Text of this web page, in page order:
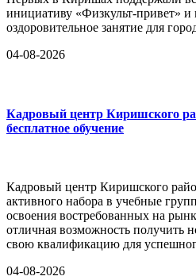
инициативу «Физкульт-привет» и
оздоровительное занятие для
04-08-2026
Кадровый центр Киришского
бесплатное обучение
Кадровый центр Киришского
активного набора в учебные
освоения востребованных на
отличная возможность получить
свою квалификацию для
04-08-2026